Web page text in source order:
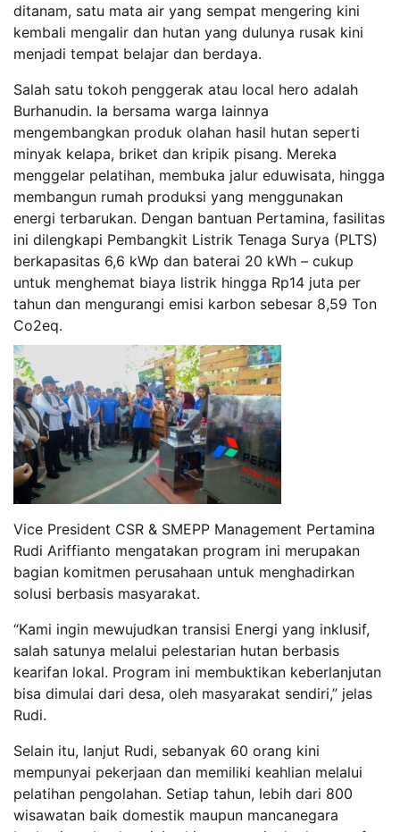
ditanam, satu mata air yang sempat mengering kini
kembali mengalir dan hutan yang dulunya rusak kini
menjadi tempat belajar dan berdaya.
Salah satu tokoh penggerak atau local hero adalah
Burhanudin. Ia bersama warga lainnya
mengembangkan produk olahan hasil hutan seperti
minyak kelapa, briket dan kripik pisang. Mereka
menggelar pelatihan, membuka jalur eduwisata, hingga
membangun rumah produksi yang menggunakan
energi terbarukan. Dengan bantuan Pertamina, fasilitas
ini dilengkapi Pembangkit Listrik Tenaga Surya (PLTS)
berkapasitas 6,6 kWp dan baterai 20 kWh – cukup
untuk menghemat biaya listrik hingga Rp14 juta per
tahun dan mengurangi emisi karbon sebesar 8,59 Ton
Co2eq.
Vice President CSR & SMEPP Management Pertamina
Rudi Ariffianto mengatakan program ini merupakan
bagian komitmen perusahaan untuk menghadirkan
solusi berbasis masyarakat.
“Kami ingin mewujudkan transisi Energi yang inklusif,
salah satunya melalui pelestarian hutan berbasis
kearifan lokal. Program ini membuktikan keberlanjutan
bisa dimulai dari desa, oleh masyarakat sendiri,” jelas
Rudi.
Selain itu, lanjut Rudi, sebanyak 60 orang kini
mempunyai pekerjaan dan memiliki keahlian melalui
pelatihan pengolahan. Setiap tahun, lebih dari 800
wisawatan baik domestik maupun mancanegara